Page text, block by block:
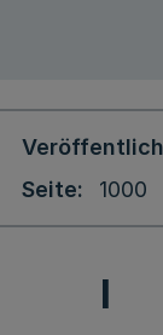
Seite
1000
I